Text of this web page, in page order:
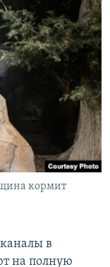
кормит
в
на полную